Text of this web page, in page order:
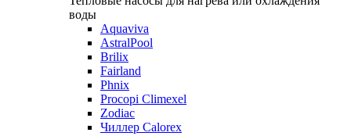
воды
Aquaviva
AstralPool
Brilix
Fairland
Phnix
Procopi Climexel
Zodiac
Чиллер Calorex